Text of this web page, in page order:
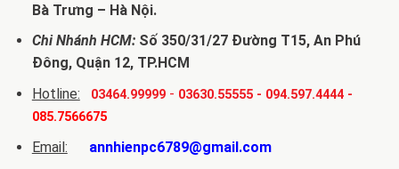
Bà Trưng – Hà Nội.
Chi Nhánh HCM:Số 350/31/27 Đường T15, An Phú
Đông, Quận 12, TP.HCM
Hotline:
03464.99999- 03630.55555- 094.597.4444-
085.7566675
Email: annhienpc6789@gmail.com